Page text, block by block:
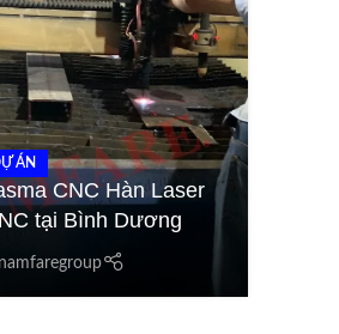
ÁN
CNC Hàn Laser
tại Bình Dương
namfaregroup